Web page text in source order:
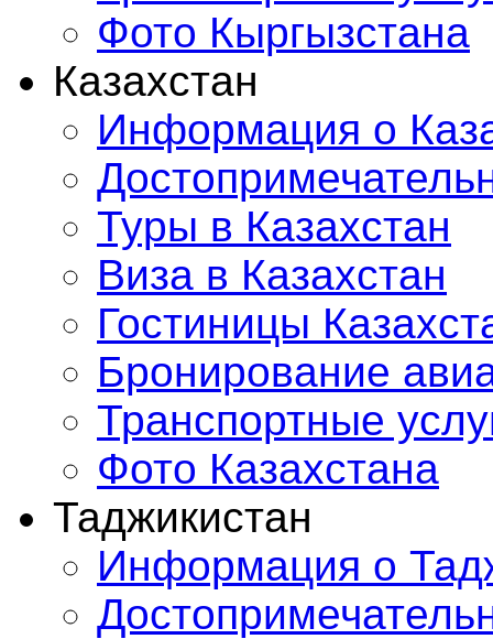
Фото Кыргызстана
Казахстан
Информация о
Туры в Казахстан
Виза в Казахстан
Гостиницы
Бронирование
Транспортные
Фото Казахстана
Таджикистан
Информация о